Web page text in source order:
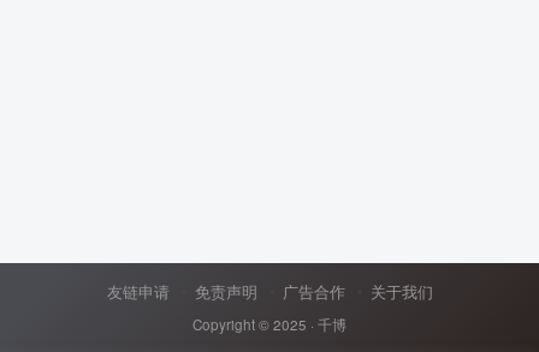
友链申请 免责声明 广告合作 关于我们
Copyright © 2025 · 千博